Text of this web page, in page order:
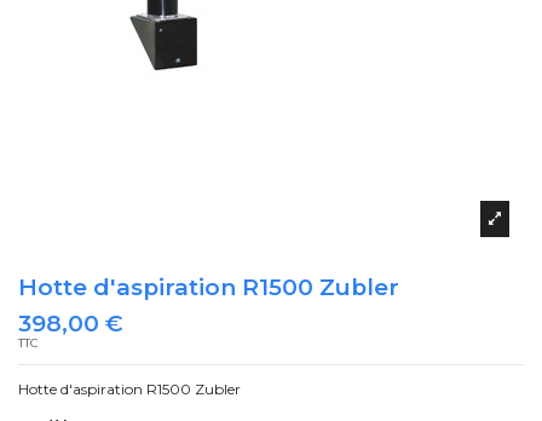
Hotte d'aspiration R1500 Zubler
398,00 €
TTC
Hotte d'aspiration R1500 Zubler